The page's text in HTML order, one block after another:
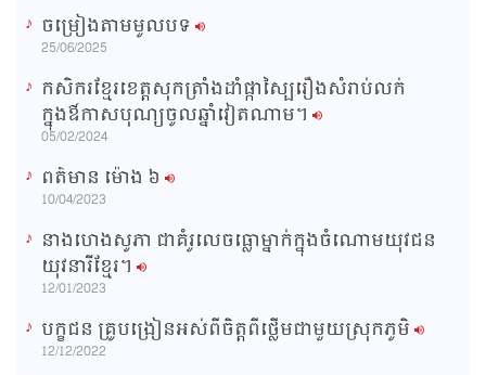
ចម្រៀងតាមមូលបទ
25/06/2025
កសិករខ្មែរខេត្តសុកត្រាំងដាំផ្កាស្បៃរឿងសំរាប់លក់
ក្នុងឳកាសបុណ្យចូលឆ្នាំវៀតណាម។
05/02/2024
ពត៌មាន ម៉ោង​ ៦
10/04/2023
នាងហេងសូភា ជាគំរូលេចធ្លោម្នាក់ក្នុងចំណោមយុវជន
យុវនារីខ្មែរ។
12/01/2023
បក្ខជន គ្រូបង្រៀនអស់ពីចិត្តពីថ្លើមជាមួយស្រុកភូមិ
12/12/2022